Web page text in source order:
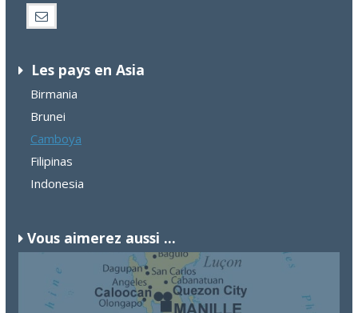
Les pays en Asia
Birmania
Brunei
Camboya
Filipinas
Indonesia
Vous aimerez aussi ...